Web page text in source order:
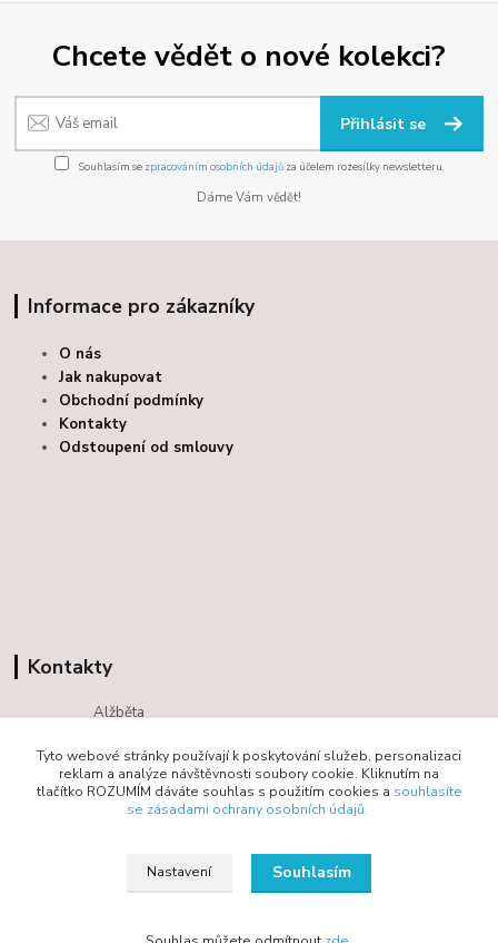
Chcete vědět o nové kolekci?
Přihlásit se
Souhlasím se zpracováním osobních údajůza účelem rozesílky newsletteru.
Dáme Vám vědět!
Informace pro zákazníky
O nás
Jak nakupovat
Obchodní podmínky
Kontakty
Odstoupení od smlouvy
Kontakty
Alžběta
(Po-Ne, 09-18 hod.)
info@bloom4you.cz
Tyto webové stránky používají k poskytování služeb, personalizaci
reklam a analýze návštěvnosti soubory cookie. Kliknutím na
tlačítko ROZUMÍM dáváte souhlas s použitím cookies a souhlasíte
se zásadami ochrany osobních údajů.
Nastavení Souhlasím